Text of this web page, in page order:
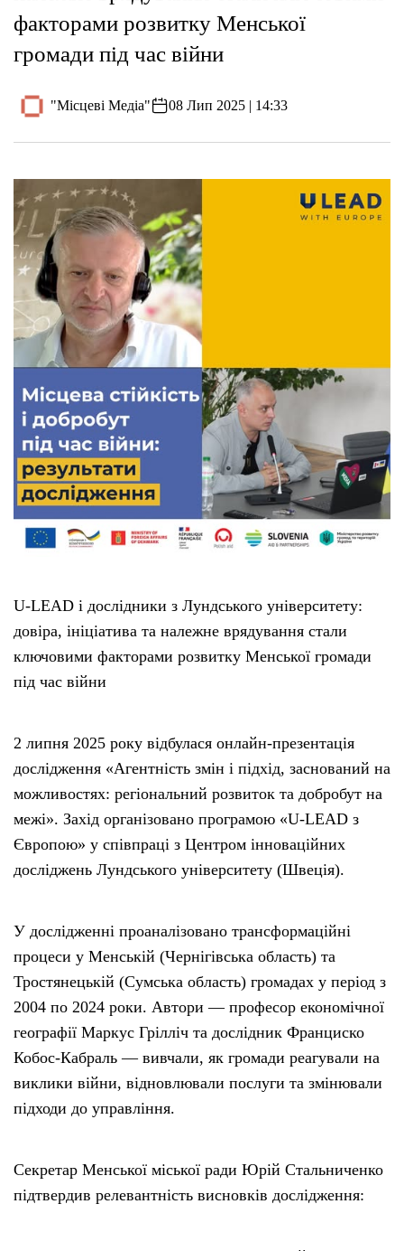
факторами розвитку Менської
громади під час війни
"Місцеві Медіа" 08 Лип 2025 | 14:33
U-LEAD і дослідники з Лундського університету:
довіра, ініціатива та належне врядування стали
ключовими факторами розвитку Менської громади
під час війни
2 липня 2025 року відбулася онлайн-презентація
дослідження «Агентність змін і підхід, заснований на
можливостях: регіональний розвиток та добробут на
межі». Захід організовано програмою «U-LEAD з
Європою» у співпраці з Центром інноваційних
досліджень Лундського університету (Швеція).
У дослідженні проаналізовано трансформаційні
процеси у Менській (Чернігівська область) та
Тростянецькій (Сумська область) громадах у період з
2004 по 2024 роки. Автори — професор економічної
географії Маркус Грілліч та дослідник Франциско
Кобос-Кабраль — вивчали, як громади реагували на
виклики війни, відновлювали послуги та змінювали
підходи до управління.
Секретар Менської міської ради Юрій Стальниченко
підтвердив релевантність висновків дослідження: